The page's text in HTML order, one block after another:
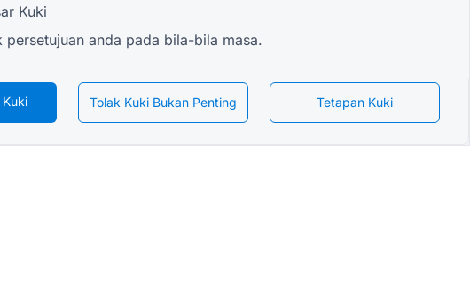
Kuki
anda pada bila-bila masa.
Tolak Kuki Bukan Penting Tetapan Kuki